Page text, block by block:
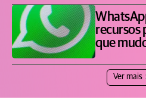
recursos
que
Ver mais